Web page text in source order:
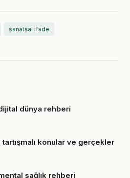
sanatsal ifade
dünya rehberi
konular ve gerçekler
sağlık rehberi